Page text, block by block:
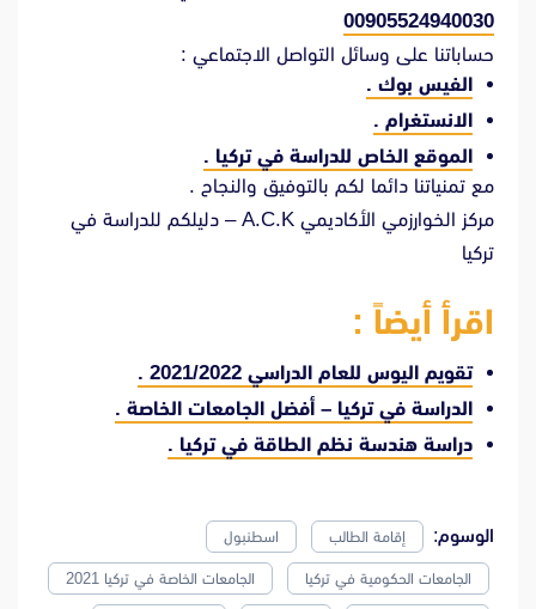
00905524940030
حساباتنا على وسائل التواصل الاجتماعي :
الفيس بوك .
الانستغرام .
الموقع الخاص للدراسة في تركيا .
مع تمنياتنا دائما لكم بالتوفيق والنجاح .
مركز الخوارزمي الأكاديمي A.C.K – دليلكم للدراسة في
تركيا
اقرأ أيضاً :
تقويم اليوس للعام الدراسي 2021/2022 .
الدراسة في تركيا – أفضل الجامعات الخاصة .
دراسة هندسة نظم الطاقة في تركيا .
الوسوم: إقامة الطالب اسطنبول
الجامعات الحكومية في تركيا الجامعات الخاصة في تركيا 2021